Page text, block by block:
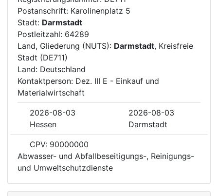
Postanschrift: Karolinenplatz 5
Stadt: Darmstadt
Postleitzahl: 64289
Land, Gliederung (NUTS): Darmstadt, Kreisfreie
Stadt (DE711)
Land: Deutschland
Kontaktperson: Dez. III E - Einkauf und
Materialwirtschaft
2026-08-03
2026-08-03
Hessen
Darmstadt
CPV: 90000000
Abwasser- und Abfallbeseitigungs-, Reinigungs-
und Umweltschutzdienste